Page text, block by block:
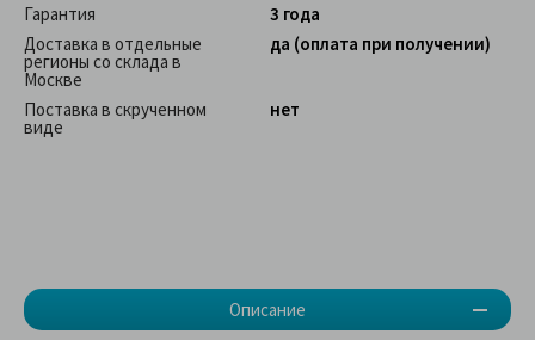
Описание
Гарантия
3 года
Доставка в отдельные
регионы со склада в
Москве
да (оплата при получении)
Поставка в скрученном
виде
нет